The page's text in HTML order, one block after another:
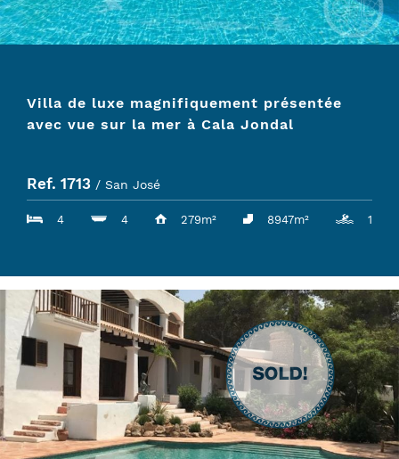
Villa de luxe magnifiquement présentée
avec vue sur la mer à Cala Jondal
Ref. 1713 / San José
4 4 279m² 8947m² 1